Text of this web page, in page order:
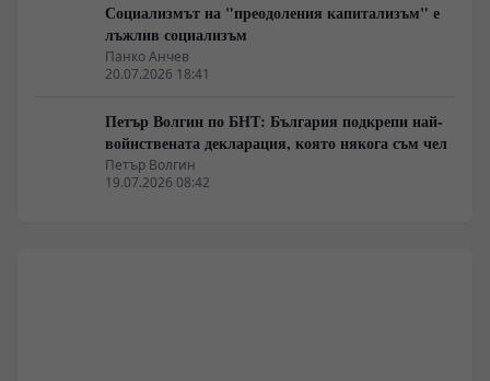
Социализмът на "преодоления капитализъм" е
лъжлив социализъм
Панко Анчев
20.07.2026 18:41
Петър Волгин по БНТ: България подкрепи най-
войнствената декларация, която някога съм чел
Петър Волгин
19.07.2026 08:42